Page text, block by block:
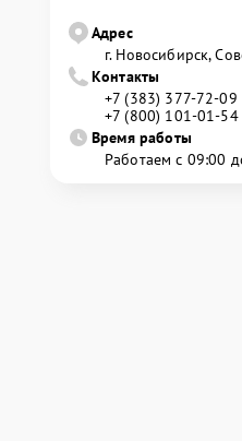
Адрес
г. Новосибирск,
Контакты
+7 (383) 377-72-09
+7 (800) 101-01-54
Время работы
Работаем с 09:00